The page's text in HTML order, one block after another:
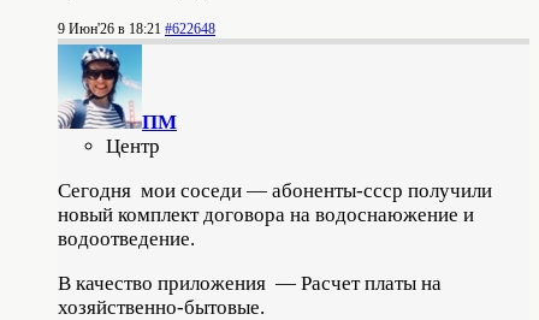
9 Июн'26 в 18:21 #622648
ПМ
Центр
Сегодня мои соседи — абоненты-ссср получили
новый комплект договора на водоснаюжение и
водоотведение.
В качество приложения — Расчет платы на
хозяйственно-бытовые.